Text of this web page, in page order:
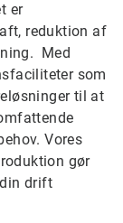
er
reduktion af
Med
som
til at
Vores
gør
drift